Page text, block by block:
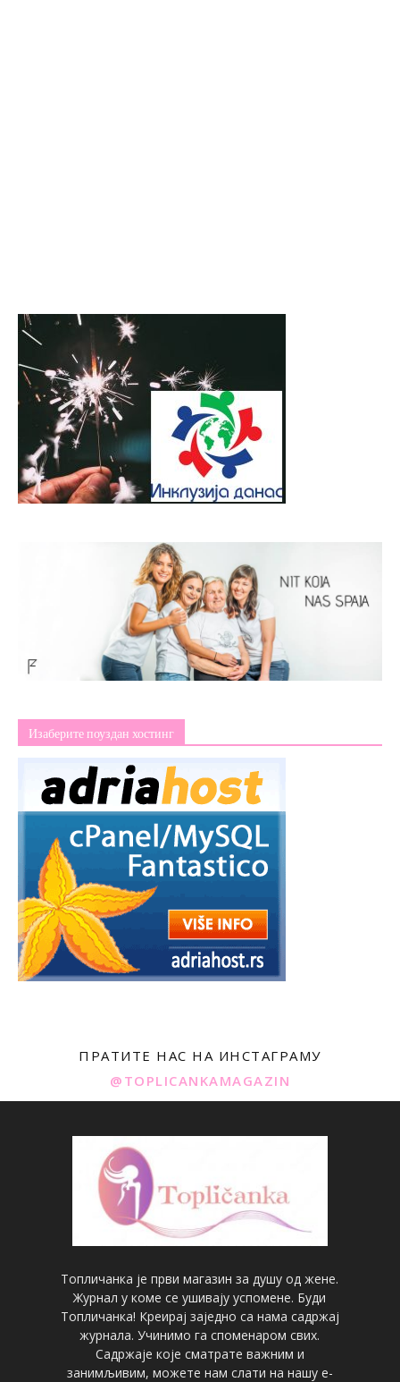
Изаберите поуздан хостинг
ПРАТИТЕ НАС НА ИНСТАГРАМУ
@TOPLICANKAMAGAZIN
Топличанка је први магазин за душу од жене.
Журнал у коме се ушивају успомене. Буди
Топличанка! Креирај заједно са нама садржај
журнала. Учинимо га споменаром свих.
Садржаје које сматрате важним и
занимљивим, можете нам слати на нашу е-